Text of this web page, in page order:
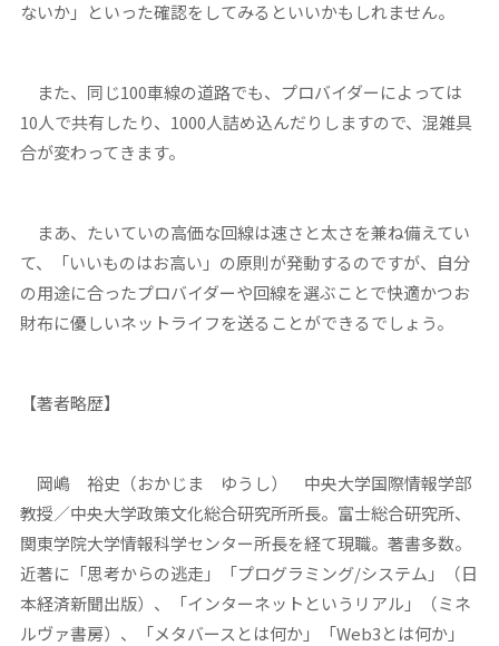
ないか」といった確認をしてみるといいかもしれません。
また、同じ100車線の道路でも、プロバイダーによっては
10人で共有したり、1000人詰め込んだりしますので、混雑具
合が変わってきます。
まあ、たいていの高価な回線は速さと太さを兼ね備えてい
て、「いいものはお高い」の原則が発動するのですが、自分
の用途に合ったプロバイダーや回線を選ぶことで快適かつお
財布に優しいネットライフを送ることができるでしょう。
【著者略歴】
岡嶋 裕史（おかじま ゆうし） 中央大学国際情報学部
教授／中央大学政策文化総合研究所所長。富士総合研究所、
関東学院大学情報科学センター所長を経て現職。著書多数。
近著に「思考からの逃走」「プログラミング/システム」（日
本経済新聞出版）、「インターネットというリアル」（ミネ
ルヴァ書房）、「メタバースとは何か」「Web3とは何か」